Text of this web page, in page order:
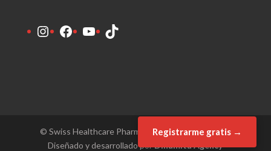
Instagram
Facebook
YouTube
TikTok
© Swiss Healthcare Pharmaceutical Latinoamérica.
Diseñado y desarrollado porDinamita Agency
Registrarme gratis →